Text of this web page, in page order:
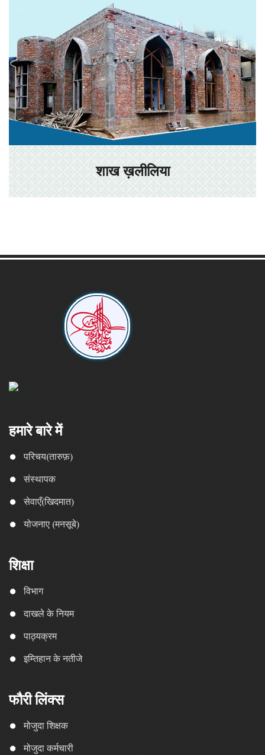
शाख ख़लीलिया
हमारे बारे में
परिचय(तारुफ़)
संस्थापक
सेवाएँ(खिदमात)
योजनाए (मनसूबे)
शिक्षा
विभाग
दाखले के नियम
पाठ्यक्रम
इम्तिहान के नतीजे
फौरी लिंक्स
मोजुदा शिक्षक
मोजुदा कर्मचारी